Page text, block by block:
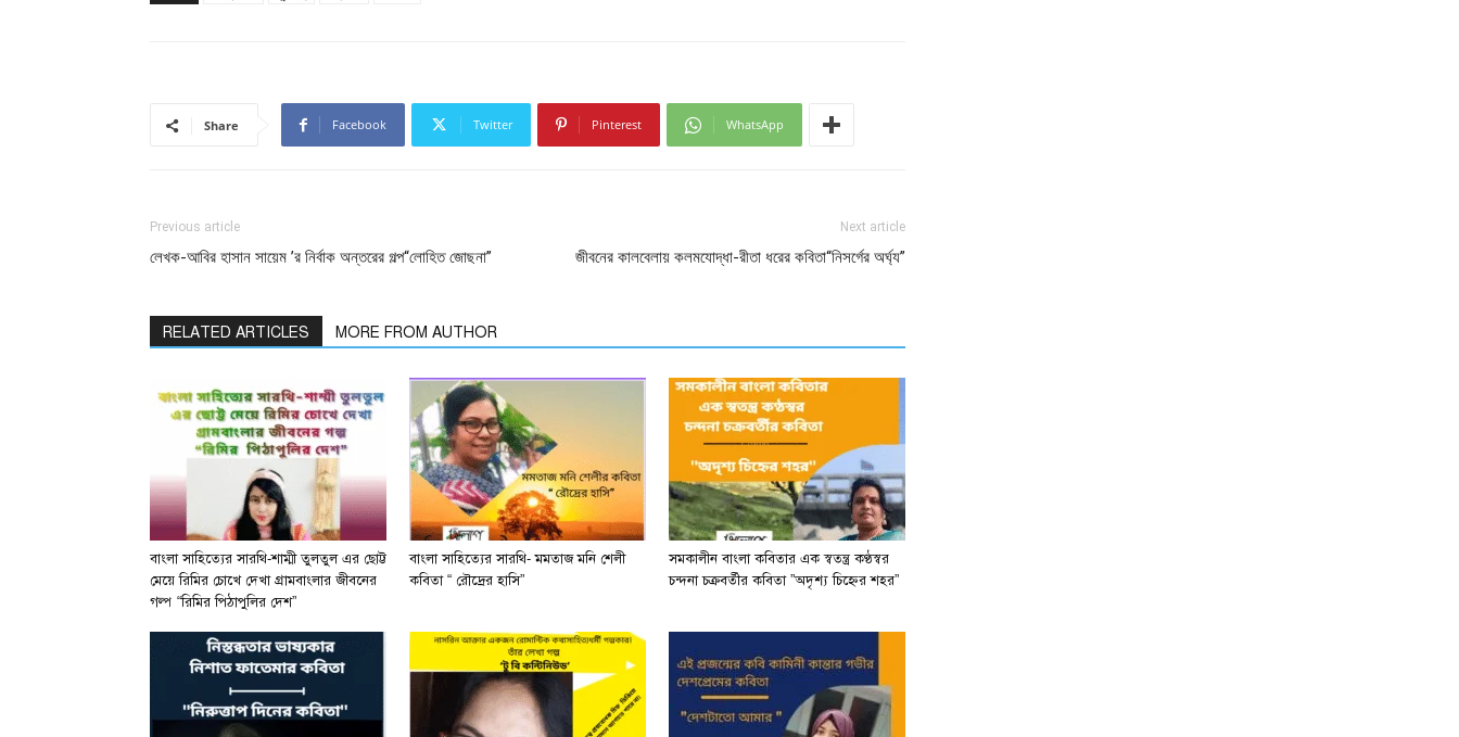
Share Facebook Twitter Pinterest WhatsApp
Previous article
লেখক-আবির হাসান সায়েম ’র নির্বাক অন্তরের গল্প“লোহিত জোছনা”
Next article
জীবনের কালবেলায় কলমযোদ্ধা-রীতা ধরের কবিতা“নিসর্গের অর্ঘ্য”
RELATED ARTICLES MORE FROM AUTHOR
বাংলা সাহিত্যের সারথি-শাম্মী তুলতুল এর ছোট্ট
মেয়ে রিমির চোখে দেখা গ্রামবাংলার জীবনের
গল্প “রিমির পিঠাপুলির দেশ”
বাংলা সাহিত্যের সারথি- মমতাজ মনি শেলী
কবিতা “ রৌদ্রের হাসি”
সমকালীন বাংলা কবিতার এক স্বতন্ত্র কণ্ঠস্বর
চন্দনা চক্রবর্তীর কবিতা ”অদৃশ্য চিহ্নের শহর”